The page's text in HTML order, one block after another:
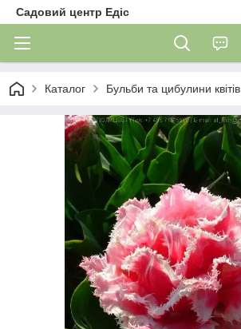
Садовий центр Едіс
Каталог Бульби та цибулини квітів